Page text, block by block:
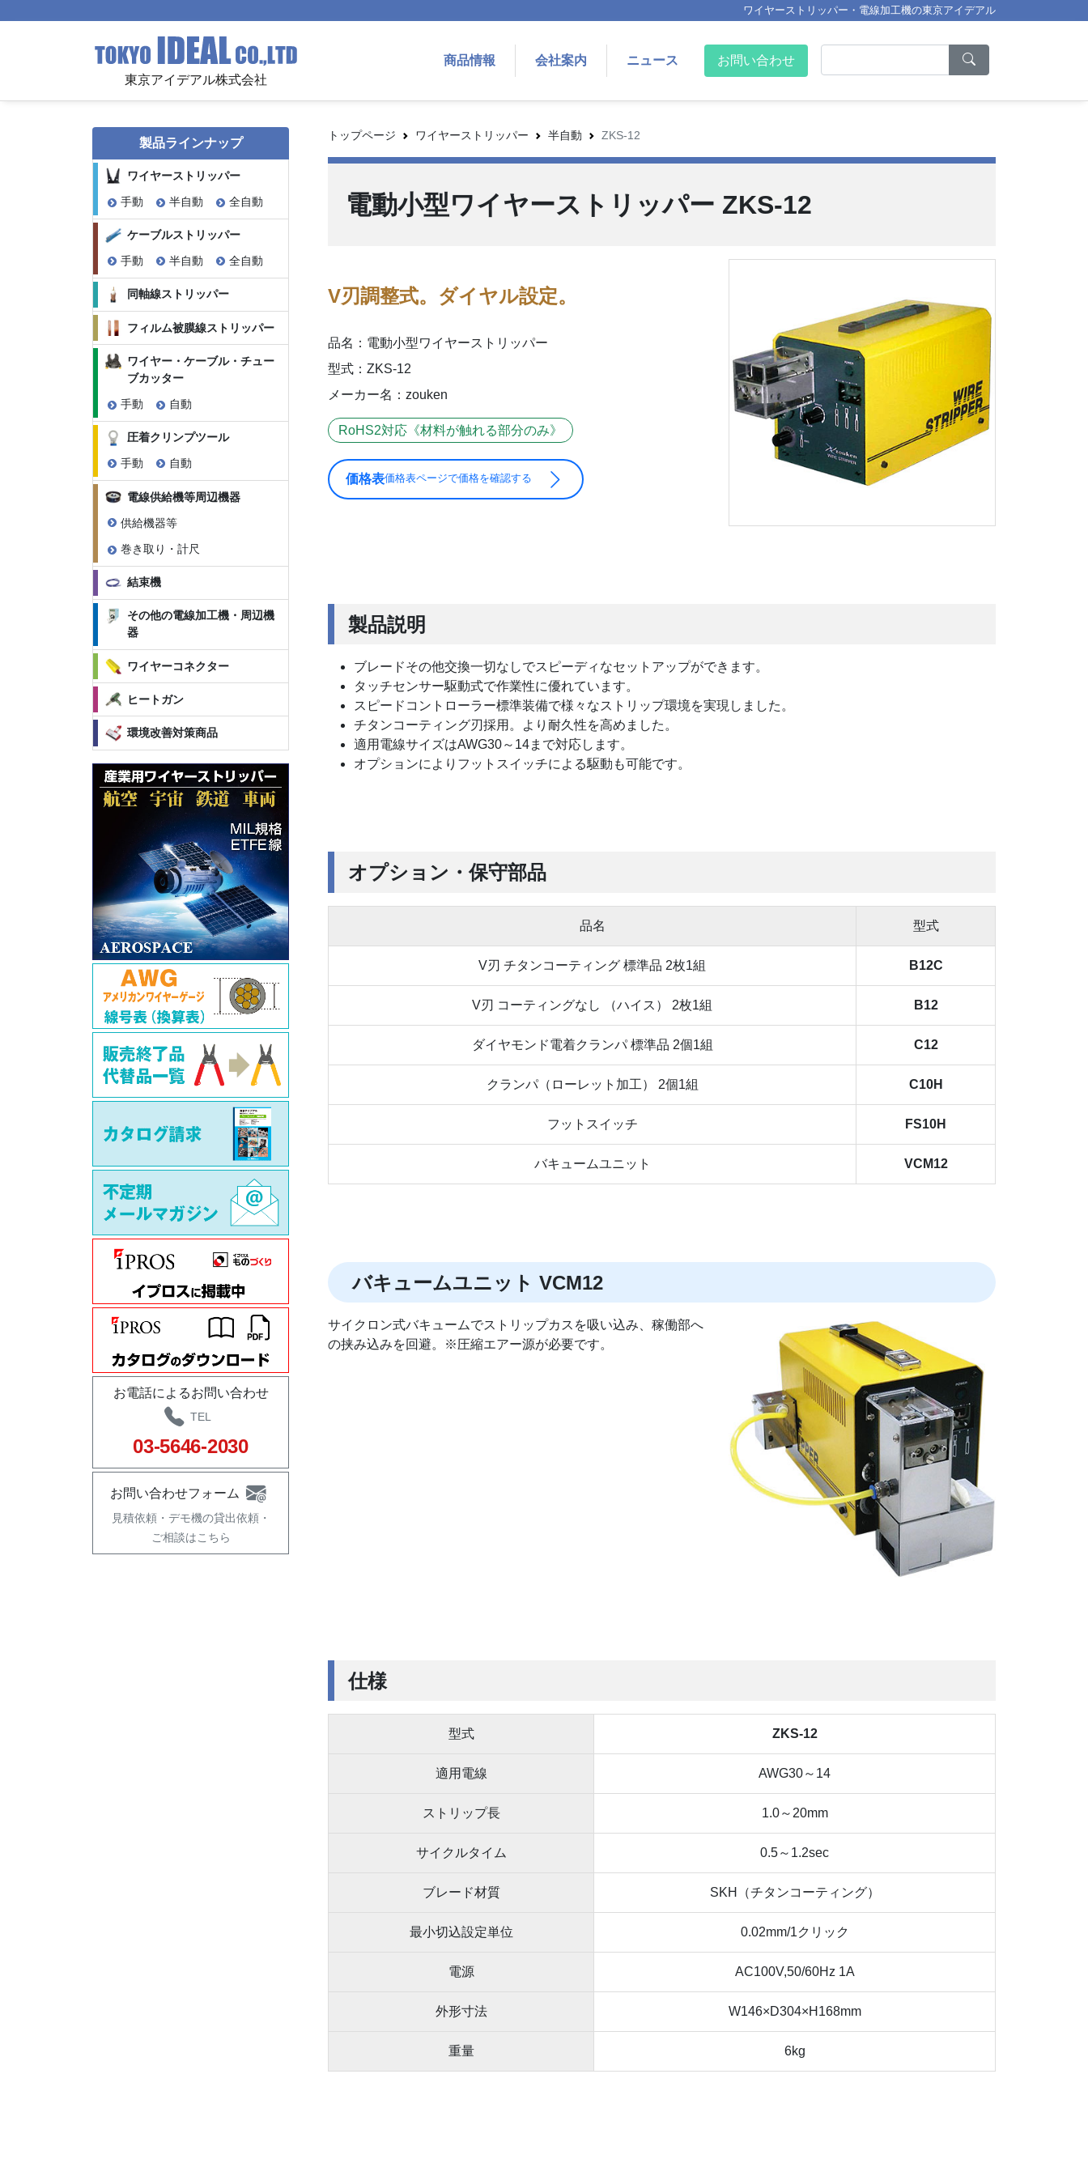
ワイヤーストリッパー・電線加工機の東京アイデアル
東京アイデアル株式会社
商品情報 会社案内 ニュース お問い合わせ
製品ラインナップ
ワイヤーストリッパー
手動 半自動 全自動
ケーブルストリッパー
手動 半自動 全自動
同軸線ストリッパー
フィルム被膜線ストリッパー
ワイヤー・ケーブル・チュー
ブカッター
手動 自動
圧着クリンプツール
手動 自動
電線供給機等周辺機器
供給機器等
巻き取り・計尺
結束機
その他の電線加工機・周辺機
器
ワイヤーコネクター
ヒートガン
環境改善対策商品
お電話によるお問い合わせ
TEL
03-5646-2030
お問い合わせフォーム
見積依頼・ デモ機の貸出依頼・
ご相談はこちら
トップページ ワイヤーストリッパー 半自動 ZKS-12
電動小型ワイヤーストリッパー ZKS-12
V刃調整式。ダイヤル設定。
品名：電動小型ワイヤーストリッパー
型式：ZKS-12
メーカー名：zouken
RoHS2対応《材料が触れる部分のみ》
価格表価格表ページで価格を確認する
製品説明
ブレードその他交換一切なしでスピーディなセットアップができます。
タッチセンサー駆動式で作業性に優れています。
スピードコントローラー標準装備で様々なストリップ環境を実現しました。
チタンコーティング刃採用。より耐久性を高めました。
適用電線サイズはAWG30～14まで対応します。
オプションによりフットスイッチによる駆動も可能です。
オプション・保守部品
品名 型式
V刃 チタンコーティング 標準品 2枚1組 B12C
V刃 コーティングなし （ハイス） 2枚1組 B12
ダイヤモンド電着クランパ 標準品 2個1組 C12
クランパ（ローレット加工） 2個1組 C10H
フットスイッチ FS10H
バキュームユニット VCM12
バキュームユニット VCM12
サイクロン式バキュームでストリップカスを吸い込み、稼働部へ
の挟み込みを回避。
※圧縮エアー源が必要です。
仕様
型式 ZKS-12
適用電線 AWG30～14
ストリップ長 1.0～20mm
サイクルタイム 0.5～1.2sec
ブレード材質 SKH（チタンコーティング）
最小切込設定単位 0.02mm/1クリック
電源 AC100V,50/60Hz 1A
外形寸法 W146×D304×H168mm
重量 6kg